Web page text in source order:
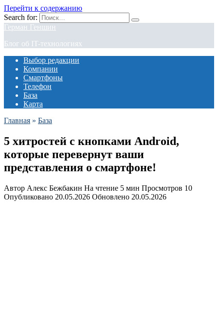
Перейти к содержанию
Search for:
Герман Геншин
Блог об IT-технологиях
Выбор редакции
Компании
Смартфоны
Телефон
База
Карта
Главная » База
5 хитростей с кнопками Android,
которые перевернут ваши
представления о смартфоне!
Автор Алекс Бежбакин На чтение 5 мин Просмотров 10
Опубликовано 20.05.2026 Обновлено 20.05.2026